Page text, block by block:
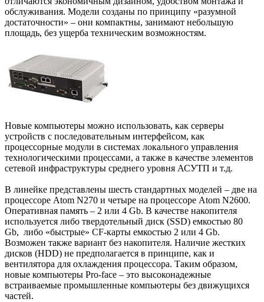
обслуживания. Модели созданы по принципу «разумной
достаточности» – они компактны, занимают небольшую
площадь, без ущерба техническим возможностям.
Новые компьютеры можно использовать, как серверы
устройств с последовательным интерфейсом, как
процессорные модули в системах локального управления
технологическими процессами, а также в качестве элементов
сетевой инфраструктуры среднего уровня АСУТП и т.д.
В линейке представлены шесть стандартных моделей – две на
процессоре Atom N270 и четыре на процессоре Atom N2600.
Оперативная память – 2 или 4 Gb. В качестве накопителя
используется либо твердотельный диск (SSD) емкостью 80
Gb, либо «быстрые» CF-карты емкостью 2 или 4 Gb.
Возможен также вариант без накопителя. Наличие жестких
дисков (HDD) не предполагается в принципе, как и
вентилятора для охлаждения процессора. Таким образом,
новые компьютеры Pro-face – это высоконадежные
встраиваемые промышленные компьютеры без движущихся
частей.